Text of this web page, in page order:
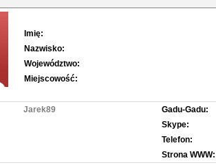
Imię:
Nazwisko:
Województwo:
Miejscowość:
Jarek89
Gadu-Gadu:
Skype:
Telefon:
Strona WWW: